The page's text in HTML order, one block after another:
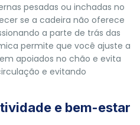
pesadas ou inchadas no
se a cadeira não oferece
a parte de trás das
permite que você ajuste a
apoiados no chão e evita
e evitando
e bem-estar